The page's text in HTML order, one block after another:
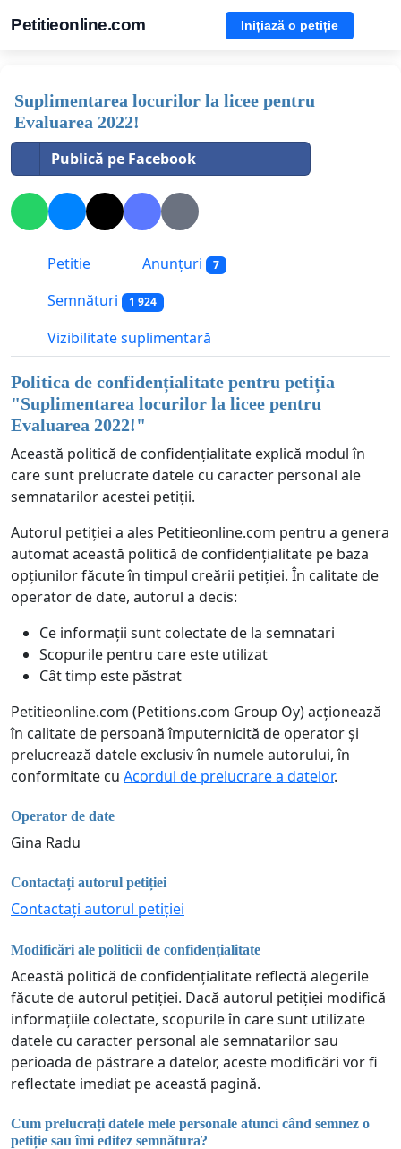
Petitieonline.com Inițiază o petiție
Suplimentarea locurilor la licee pentru
Evaluarea 2022!
Publică pe Facebook
Petitie Anunțuri 7
Semnături 1 924
Vizibilitate suplimentară
Politica de confidențialitate pentru petiția
"Suplimentarea locurilor la licee pentru
Evaluarea 2022!"
Această politică de confidențialitate explică modul în
care sunt prelucrate datele cu caracter personal ale
semnatarilor acestei petiții.
Autorul petiției a ales Petitieonline.com pentru a genera
automat această politică de confidențialitate pe baza
opțiunilor făcute în timpul creării petiției. În calitate de
operator de date, autorul a decis:
Ce informații sunt colectate de la semnatari
Scopurile pentru care este utilizat
Cât timp este păstrat
Petitieonline.com (Petitions.com Group Oy) acționează
în calitate de persoană împuternicită de operator și
prelucrează datele exclusiv în numele autorului, în
conformitate cu Acordul de prelucrare a datelor.
Operator de date
Gina Radu
Contactați autorul petiției
Contactați autorul petiției
Modificări ale politicii de confidențialitate
Această politică de confidențialitate reflectă alegerile
făcute de autorul petiției. Dacă autorul petiției modifică
informațiile colectate, scopurile în care sunt utilizate
datele cu caracter personal ale semnatarilor sau
perioada de păstrare a datelor, aceste modificări vor fi
reflectate imediat pe această pagină.
Cum prelucrați datele mele personale atunci când semnez o
petiție sau îmi editez semnătura?